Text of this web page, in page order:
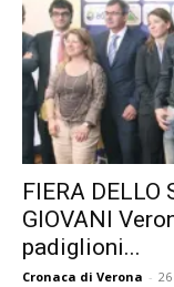
FIERA DELLO
GIOVANI
padiglioni...
Cronaca di Verona -